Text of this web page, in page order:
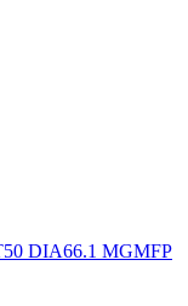
DIA66.1 MGMFP